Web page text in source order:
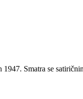
Smatra se